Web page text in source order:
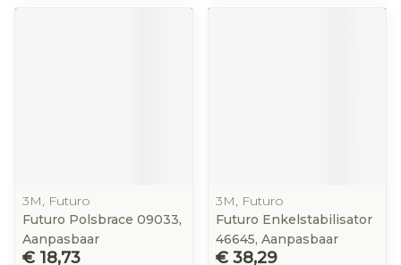
3M, Futuro
Futuro Polsbrace 09033,
Aanpasbaar
€ 18,73
3M, Futuro
Futuro Enkelstabilisator
46645, Aanpasbaar
€ 38,29